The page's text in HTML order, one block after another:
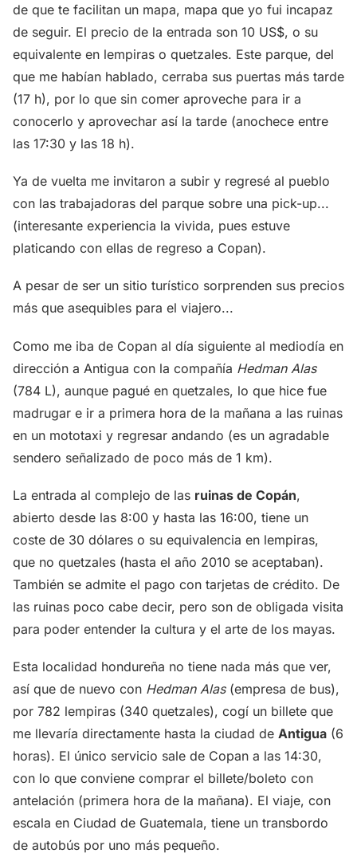
de que te facilitan un mapa, mapa que yo fui incapaz
de seguir. El precio de la entrada son 10 US$, o su
equivalente en lempiras o quetzales. Este parque, del
que me habían hablado, cerraba sus puertas más tarde
(17 h), por lo que sin comer aproveche para ir a
conocerlo y aprovechar así la tarde (anochece entre
las 17:30 y las 18 h).
Ya de vuelta me invitaron a subir y regresé al pueblo
con las trabajadoras del parque sobre una pick-up...
(interesante experiencia la vivida, pues estuve
platicando con ellas de regreso a Copan).
A pesar de ser un sitio turístico sorprenden sus precios
más que asequibles para el viajero...
Como me iba de Copan al día siguiente al mediodía en
dirección a Antigua con la compañía Hedman Alas
(784 L), aunque pagué en quetzales, lo que hice fue
madrugar e ir a primera hora de la mañana a las ruinas
en un mototaxi y regresar andando (es un agradable
sendero señalizado de poco más de 1 km).
La entrada al complejo de las ruinas de Copán,
abierto desde las 8:00 y hasta las 16:00, tiene un
coste de 30 dólares o su equivalencia en lempiras,
que no quetzales (hasta el año 2010 se aceptaban).
También se admite el pago con tarjetas de crédito. De
las ruinas poco cabe decir, pero son de obligada visita
para poder entender la cultura y el arte de los mayas.
Esta localidad hondureña no tiene nada más que ver,
así que de nuevo con Hedman Alas(empresa de bus),
por 782 lempiras (340 quetzales), cogí un billete que
me llevaría directamente hasta la ciudad de Antigua (6
horas). El único servicio sale de Copan a las 14:30,
con lo que conviene comprar el billete/boleto con
antelación (primera hora de la mañana). El viaje, con
escala en Ciudad de Guatemala, tiene un transbordo
de autobús por uno más pequeño.